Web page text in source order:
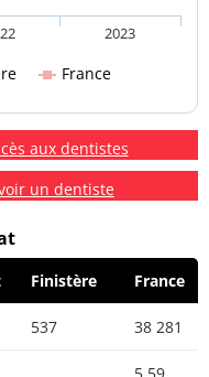
France
2023
aux dentistes
un dentiste
Finistère France
537 38 281